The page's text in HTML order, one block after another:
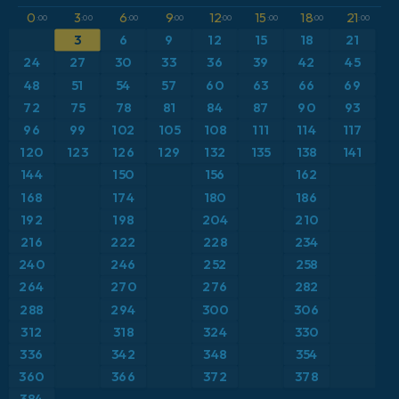
ICON Niemcy 2 km
Bliski Wschód
Brazylia
Europa
Grecja
Hiszpania
Islandia
Karaiby
Meksyk
Niemcy
Polska
Skandynawia
CAPE
Ciśnienie
Opady, chmury i ciśnienie
Pokrywa śnieżna
Porywy wiatru
Punkt rosy na 2 m
Suma opadów
Temperatura na 2 m
Temperatura na 850 hPa
Wiatr na 10 m
Wiatr na 300 hPa (prąd strumieniowy)
0 :00 3:00 6:00 9:00 12:00 15 :00 18:00 21:00
3 6 9 12 15 18
21
24
27 30 33 36 39 42 45
48 51 54 57 60 63 66 69
72 75 78 81 84 87 90
93
96
99 102 105 108 111 114 117
120 123 126 129 132 135 138 141
144 150 156
162
168
174 180
186
192
198 204
210
216
222 228 234
240 246 252 258
264 270 276
282
288
294 300
306
312
318 324
330
336
342 348 354
360 366 372 378